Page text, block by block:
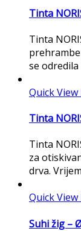
Tinta
Tinta
se
Quick View
Tinta
Tinta
za
drva.
Quick View
Suhi žig –